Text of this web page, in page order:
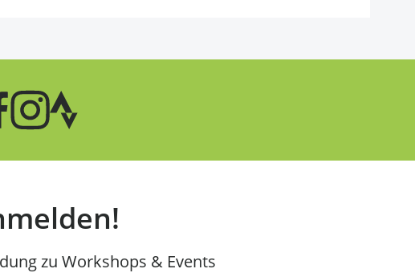
zu Workshops & Events